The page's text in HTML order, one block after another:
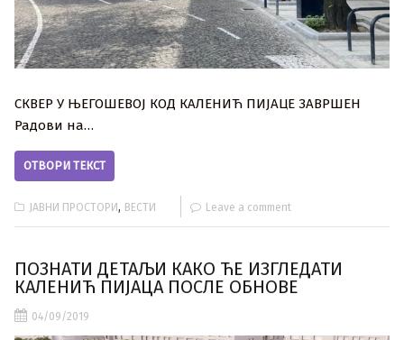
СКВЕР У ЊЕГОШЕВОЈ КОД КАЛЕНИЋ ПИЈАЦЕ ЗАВРШЕН
Радови на…
ОТВОРИ ТЕКСТ
ЈАВНИ ПРОСТОРИ, ВЕСТИ Leave a comment
ПОЗНАТИ ДЕТАЉИ КАКО ЋЕ ИЗГЛЕДАТИ
КАЛЕНИЋ ПИЈАЦА ПОСЛЕ ОБНОВЕ
04/09/2019